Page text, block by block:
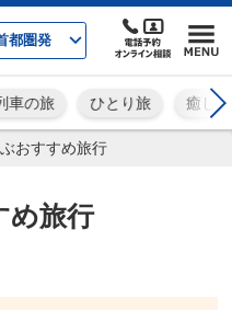
都圏発
車の旅 ひとり旅 癒し
おすすめ旅行
め旅行